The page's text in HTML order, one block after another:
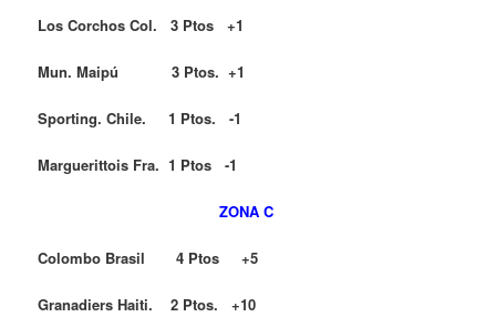
Los Corchos Col. 3 Ptos +1
Mun. Maipú 3 Ptos. +1
Sporting. Chile. 1 Ptos. -1
Marguerittois Fra. 1 Ptos -1
ZONA C
Colombo Brasil 4 Ptos +5
Granadiers Haiti. 2 Ptos. +10